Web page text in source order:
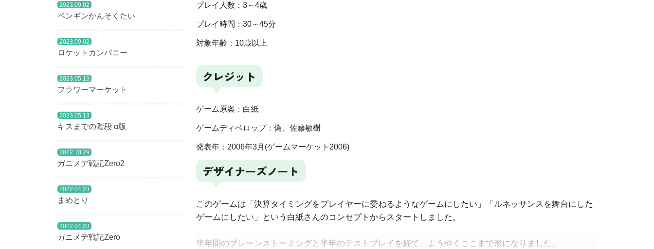
プレイ人数：3～4歳
プレイ時間：30～45分
対象年齢：10歳以上
クレジット
ゲーム原案：白紙
ゲームディベロップ：偽、佐藤敏樹
発表年：2006年3月(ゲームマーケット2006)
デザイナーズノート
このゲームは「決算タイミングをプレイヤーに委ねるようなゲームにしたい」「ルネッサンスを舞台にした
ゲームにしたい」という白紙さんのコンセプトからスタートしました。
半年間のブレーンストーミングと半年のテストプレイを経て、ようやくここまで形になりました。
2023.09.02
ペンギンかんそくたい
2023.09.02
ロケットカンパニー
2023.05.13
フラワーマーケット
2023.05.13
キスまでの階段 α版
2022.10.29
ガニメデ戦記Zero2
2022.04.23
まめとり
2022.04.23
ガニメデ戦記Zero